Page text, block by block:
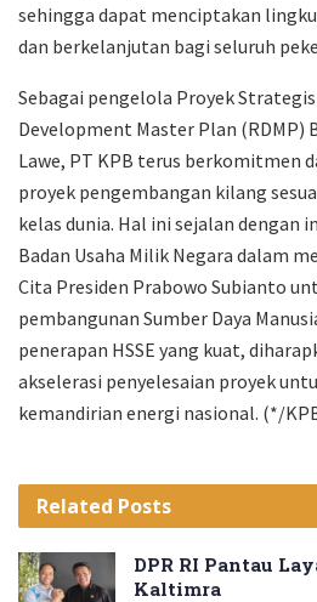
sehingga dapat menciptakan
dan berkelanjutan bagi seluruh
Sebagai pengelola Proyek
Development Master Plan (RDMP)
Lawe, PT KPB terus berkomitmen
proyek pengembangan kilang
kelas dunia. Hal ini sejalan dengan
Badan Usaha Milik Negara dalam
Cita Presiden Prabowo Subianto
pembangunan Sumber Daya
penerapan HSSE yang kuat,
akselerasi penyelesaian proyek
kemandirian energi nasional. (*/
Related Posts
DPR RI Pantau
Kaltimra